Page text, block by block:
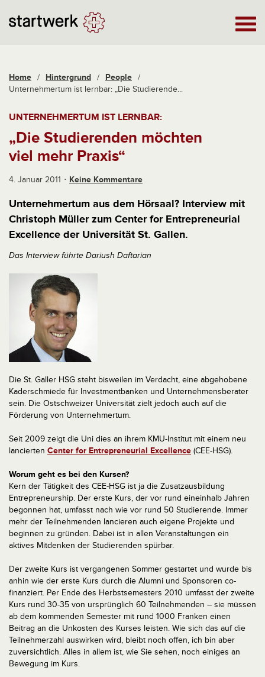
Home / Hintergrund / People /
Unternehmertum ist lernbar: „Die Studierende...
UNTERNEHMERTUM IST LERNBAR:
„Die Studierenden möchten
viel mehr Praxis“
4. Januar 2011 Keine Kommentare
Unternehmertum aus dem Hörsaal? Interview mit
Christoph Müller zum Center for Entrepreneurial
Excellence der Universität St. Gallen.
Das Interview führte Dariush Daftarian
Die St. Galler HSG steht bisweilen im Verdacht, eine abgehobene
Kaderschmiede für Investmentbanken und Unternehmensberater
sein. Die Ostschweizer Universität zielt jedoch auch auf die
Förderung von Unternehmertum.
Seit 2009 zeigt die Uni dies an ihrem KMU-Institut mit einem neu
lancierten Center for Entrepreneurial Excellence (CEE-HSG).
Worum geht es bei den Kursen?
Kern der Tätigkeit des CEE-HSG ist ja die Zusatzausbildung
Entrepreneurship. Der erste Kurs, der vor rund eineinhalb Jahren
begonnen hat, umfasst nach wie vor rund 50 Studierende. Immer
mehr der Teilnehmenden lancieren auch eigene Projekte und
beginnen zu gründen. Dabei ist in allen Veranstaltungen ein
aktives Mitdenken der Studierenden spürbar.
Der zweite Kurs ist vergangenen Sommer gestartet und wurde bis
anhin wie der erste Kurs durch die Alumni und Sponsoren co-
finanziert. Per Ende des Herbstsemesters 2010 umfasst der zweite
Kurs rund 30-35 von ursprünglich 60 Teilnehmenden – sie müssen
ab dem kommenden Semester mit rund 1000 Franken einen
Beitrag an die Unkosten des Kurses leisten. Wie sich das auf die
Teilnehmerzahl auswirken wird, bleibt noch offen, ich bin aber
zuversichtlich. Alles in allem ist, wie Sie sehen, noch einiges an
Bewegung im Kurs.